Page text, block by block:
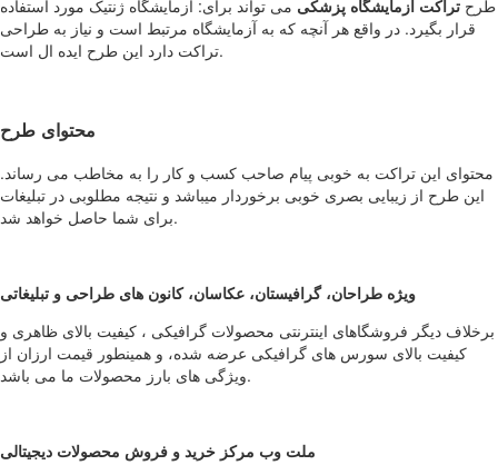
طرح تراکت آزمایشگاه پزشکی می تواند برای: آزمایشگاه ژنتیک مورد استفاده
قرار بگیرد. در واقع هر آنچه که به آزمایشگاه مرتبط است و نیاز به طراحی
تراکت دارد این طرح ایده ال است.
محتوای طرح
محتوای این تراکت به خوبی پیام صاحب کسب و کار را به مخاطب می رساند.
این طرح از زیبایی بصری خوبی برخوردار میباشد و نتیجه مطلوبی در تبلیغات
برای شما حاصل خواهد شد.
ویژه طراحان، گرافیستان، عکاسان، کانون های طراحی و تبلیغاتی
برخلاف دیگر فروشگاهای اینترنتی محصولات گرافیکی ، کیفیت بالای ظاهری و
کیفیت بالای سورس های گرافیکی عرضه شده، و همینطور قیمت ارزان از
ویژگی های بارز محصولات ما می باشد.
ملت وب مرکز خرید و فروش محصولات دیجیتالی